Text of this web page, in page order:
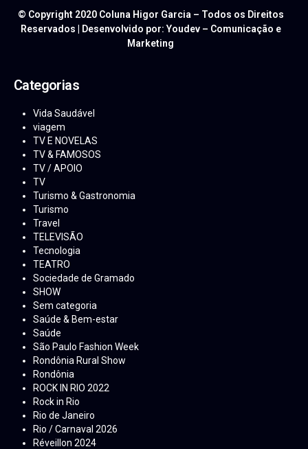
© Copyright 2020 Coluna Higor Garcia – Todos os Direitos
Reservados | Desenvolvido por: Youdev – Comunicação e
Marketing
Categorias
Vida Saudável
viagem
TV E NOVELAS
TV & FAMOSOS
TV / APOIO
TV
Turismo & Gastronomia
Turismo
Travel
TELEVISÃO
Tecnologia
TEATRO
Sociedade de Gramado
SHOW
Sem categoria
Saúde & Bem-estar
Saúde
São Paulo Fashion Week
Rondônia Rural Show
Rondônia
ROCK IN RIO 2022
Rock in Rio
Rio de Janeiro
Rio / Carnaval 2026
Réveillon 2024